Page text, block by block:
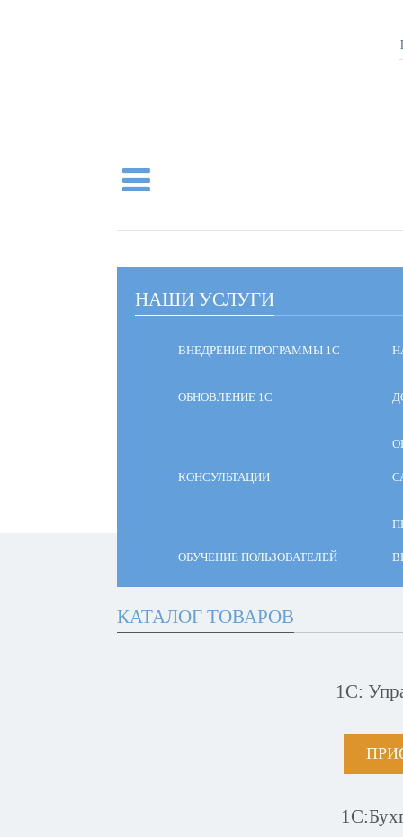
НАШИ УСЛУГИ
ВНЕДРЕНИЕ ПРОГРАММЫ 1С
ОБНОВЛЕНИЕ 1С
КОНСУЛЬТАЦИИ
ОБУЧЕНИЕ ПОЛЬЗОВАТЕЛЕЙ
КАТАЛОГ ТОВАРОВ
1С: